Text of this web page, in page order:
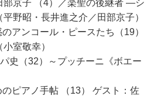
部京子 （4）／楽聖の後継者 ―シ
野昭・長井進之介／田部京子）
アンコール・ピースたち（19）
室敬幸）
史（32）～プッチーニ《ボエー
ピアノ手帖 （13） ゲスト：佐